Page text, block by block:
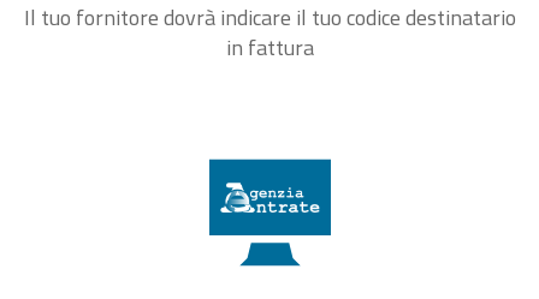
Il tuo fornitore dovrà indicare il tuo codice destinatario
in fattura